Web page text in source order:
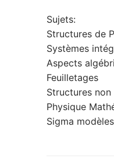
Sujets:
Structures de
Systèmes
Aspects
Feuilletages
Structures
Physique
Sigma modèles